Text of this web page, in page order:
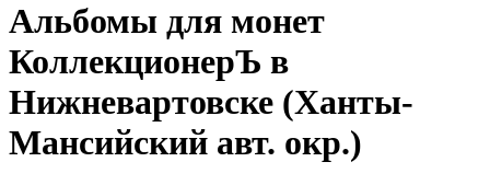
Альбомы для монет
КоллекционерЪ в
Нижневартовске (Ханты-
Мансийский авт. окр.)